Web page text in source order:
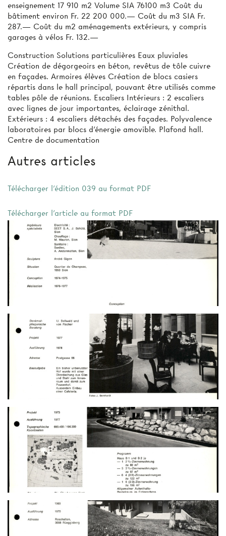
enseignement 17 910 m2 Volume SIA 76100 m3 Coût du
bâtiment environ Fr. 22 200 000.— Coût du m3 SIA Fr.
287.— Coût du m2 aménagements extérieurs, y compris
garages à vélos Fr. 132.—
Construction Solutions particulières Eaux pluviales
Création de dégorgeoirs en béton, revêtus de tôle cuivre
en façades. Armoires élèves Création de blocs casiers
répartis dans le hall principal, pouvant être utilisés comme
tables pôle de réunions. Escaliers Intérieurs : 2 escaliers
avec lignes de jour importantes, éclairage zénithal.
Extérieurs : 4 escaliers détachés des façades. Polyvalence
laboratoires par blocs d'énergie amovible. Plafond hall.
Centre de documentation
Autres articles
Télécharger l'édition 039 au format PDF
Télécharger l'article au format PDF